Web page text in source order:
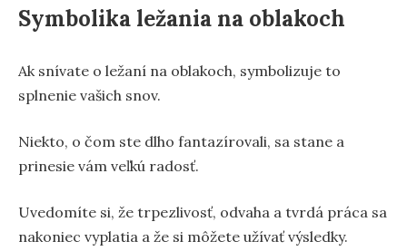
Symbolika ležania na oblakoch
Ak snívate o ležaní na oblakoch, symbolizuje to
splnenie vašich snov.
Niekto, o čom ste dlho fantazírovali, sa stane a
prinesie vám veľkú radosť.
Uvedomíte si, že trpezlivosť, odvaha a tvrdá práca sa
nakoniec vyplatia a že si môžete užívať výsledky.